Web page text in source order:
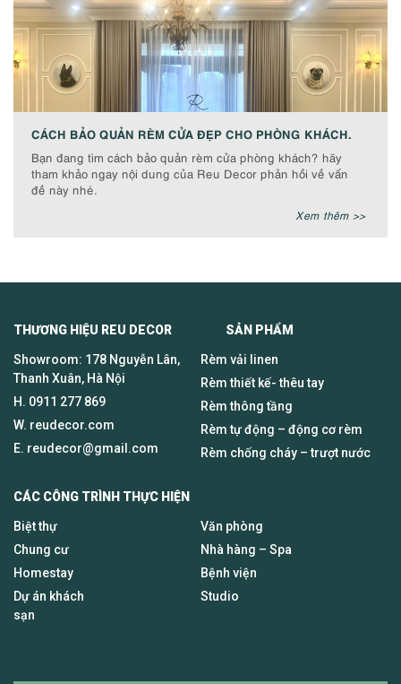
CÁCH BẢO QUẢN RÈM CỬA ĐẸP CHO PHÒNG KHÁCH.
Bạn đang tìm cách bảo quản rèm cửa phòng khách? hãy
tham khảo ngay nội dung của Reu Decor phản hồi về vấn
đề này nhé.
Xem thêm >>
THƯƠNG HIỆU REU DECOR SẢN PHẨM
Showroom: 178 Nguyễn Lân,
Thanh Xuân, Hà Nội
H. 0911 277 869
W. reudecor.com
E. reudecor@gmail.com
Rèm vải linen
Rèm thiết kế- thêu tay
Rèm thông tầng
Rèm tự động – động cơ rèm
Rèm chống cháy – trượt nước
CÁC CÔNG TRÌNH THỰC HIỆN
Biệt thự
Chung cư
Homestay
Dự án khách
sạn
Văn phòng
Nhà hàng – Spa
Bệnh viện
Studio